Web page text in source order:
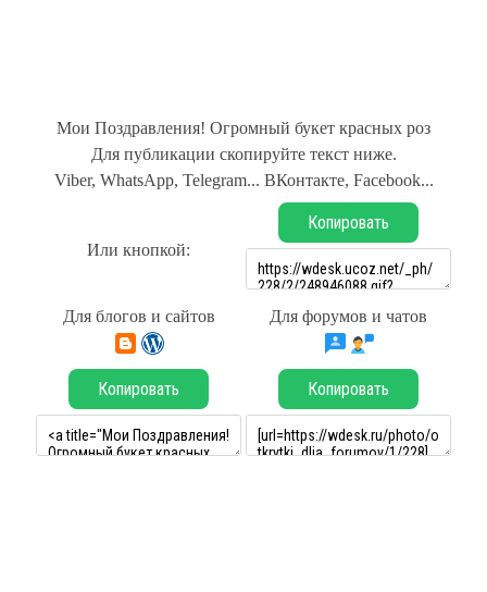
Мои Поздравления! Огромный букет красных роз
Для публикации скопируйте текст ниже.
Viber, WhatsApp, Telegram... ВКонтакте, Facebook...
Или кнопкой:
Копировать
Для блогов и сайтов Для форумов и чатов
Копировать Копировать